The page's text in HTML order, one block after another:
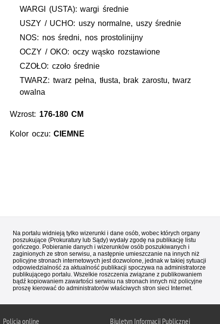
WARGI (USTA): wargi średnie
USZY / UCHO: uszy normalne, uszy średnie
NOS: nos średni, nos prostolinijny
OCZY / OKO: oczy wąsko rozstawione
CZOŁO: czoło średnie
TWARZ: twarz pełna, tłusta, brak zarostu, twarz
owalna
Wzrost: 176-180 CM
Kolor oczu:CIEMNE
Na portalu widnieją tylko wizerunki i dane osób, wobec których organy
poszukujące (Prokuratury lub Sądy) wydały zgodę na publikację listu
gończego. Pobieranie danych i wizerunków osób poszukiwanych i
zaginionych ze stron serwisu, a następnie umieszczanie na innych niż
policyjne stronach internetowych jest dozwolone, jednak w takiej sytuacji
odpowiedzialność za aktualność publikacji spoczywa na administratorze
publikującego portalu. Wszelkie roszczenia związane z publikowaniem
bądź kopiowaniem zawartości serwisu na stronach innych niż policyjne
proszę kierować do administratorów właściwych stron sieci Internet.
Policjaonline Biuletyn Informacji Publicznej